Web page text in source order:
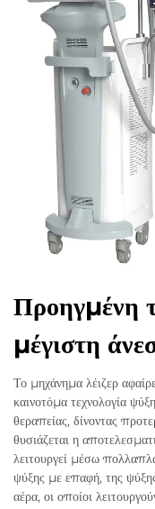
Προηγμένη
μέγιστη
Το μηχάνημα λέιζερ
καινοτόμα τεχνολογία
θεραπείας, δίνοντας
θυσιάζεται η
λειτουργεί μέσω
ψύξης με επαφή, της
αέρα, οι οποίοι